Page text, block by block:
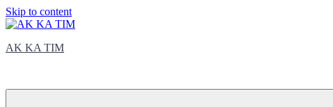
Skip to content
AK KA TIM